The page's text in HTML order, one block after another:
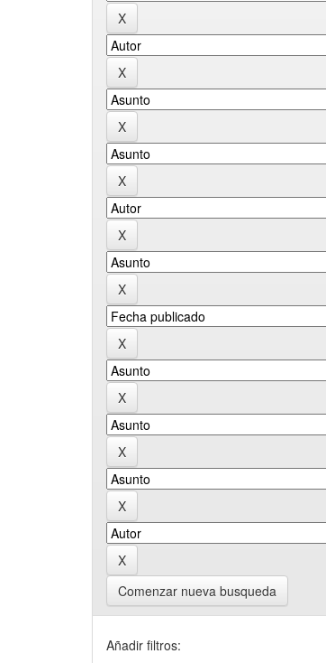
Comenzar nueva busqueda
Añadir filtros: